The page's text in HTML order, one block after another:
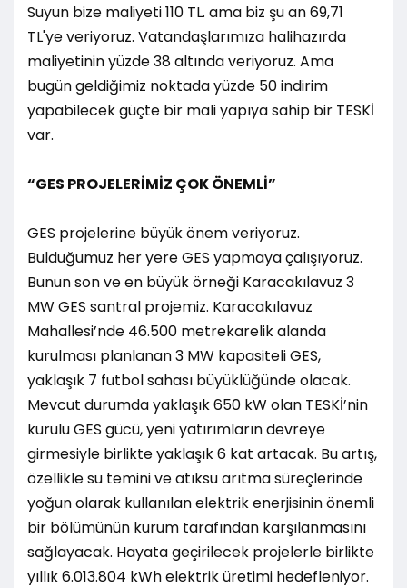
Suyun bize maliyeti 110 TL. ama biz şu an 69,71
TL'ye veriyoruz. Vatandaşlarımıza halihazırda
maliyetinin yüzde 38 altında veriyoruz. Ama
bugün geldiğimiz noktada yüzde 50 indirim
yapabilecek güçte bir mali yapıya sahip bir TESKİ
var.
“GES PROJELERİMİZ ÇOK ÖNEMLİ”
GES projelerine büyük önem veriyoruz.
Bulduğumuz her yere GES yapmaya çalışıyoruz.
Bunun son ve en büyük örneği Karacakılavuz 3
MW GES santral projemiz. Karacakılavuz
Mahallesi’nde 46.500 metrekarelik alanda
kurulması planlanan 3 MW kapasiteli GES,
yaklaşık 7 futbol sahası büyüklüğünde olacak.
Mevcut durumda yaklaşık 650 kW olan TESKİ’nin
kurulu GES gücü, yeni yatırımların devreye
girmesiyle birlikte yaklaşık 6 kat artacak. Bu artış,
özellikle su temini ve atıksu arıtma süreçlerinde
yoğun olarak kullanılan elektrik enerjisinin önemli
bir bölümünün kurum tarafından karşılanmasını
sağlayacak. Hayata geçirilecek projelerle birlikte
yıllık 6.013.804 kWh elektrik üretimi hedefleniyor.